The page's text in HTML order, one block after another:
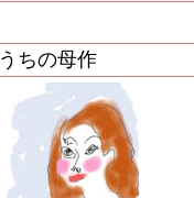
うちの母作